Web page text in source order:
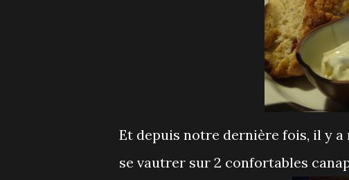
Et depuis notre dernière fois, il y
se vautrer sur 2 confortables